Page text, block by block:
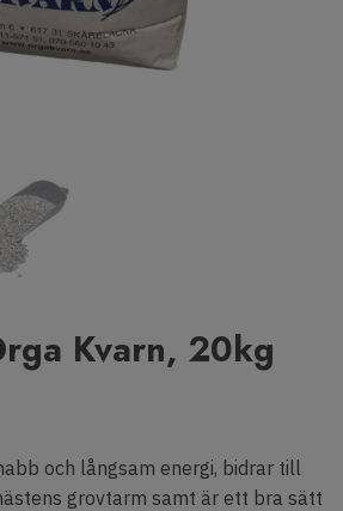
Kvarn, 20kg
och långsam energi, bidrar till
grovtarm samt är ett bra sätt